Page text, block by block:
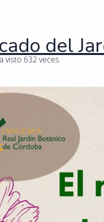
del
visto 632 veces.